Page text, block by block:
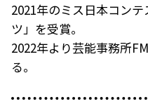
2021年のミス日本コン
ツ」を受賞。
2022年より芸能事務所
る。